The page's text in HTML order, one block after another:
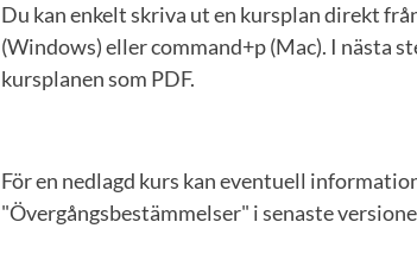
Du kan enkelt skriva ut en kursplan direkt
(Windows) eller command+p (Mac). I nästa
kursplanen som PDF.
För en nedlagd kurs kan eventuell
"Övergångsbestämmelser" i senaste